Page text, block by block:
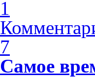
1
7
Самое